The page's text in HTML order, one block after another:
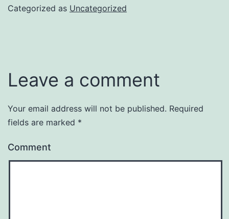
Categorized as Uncategorized
Leave a comment
Your email address will not be published. Required
fields are marked *
Comment